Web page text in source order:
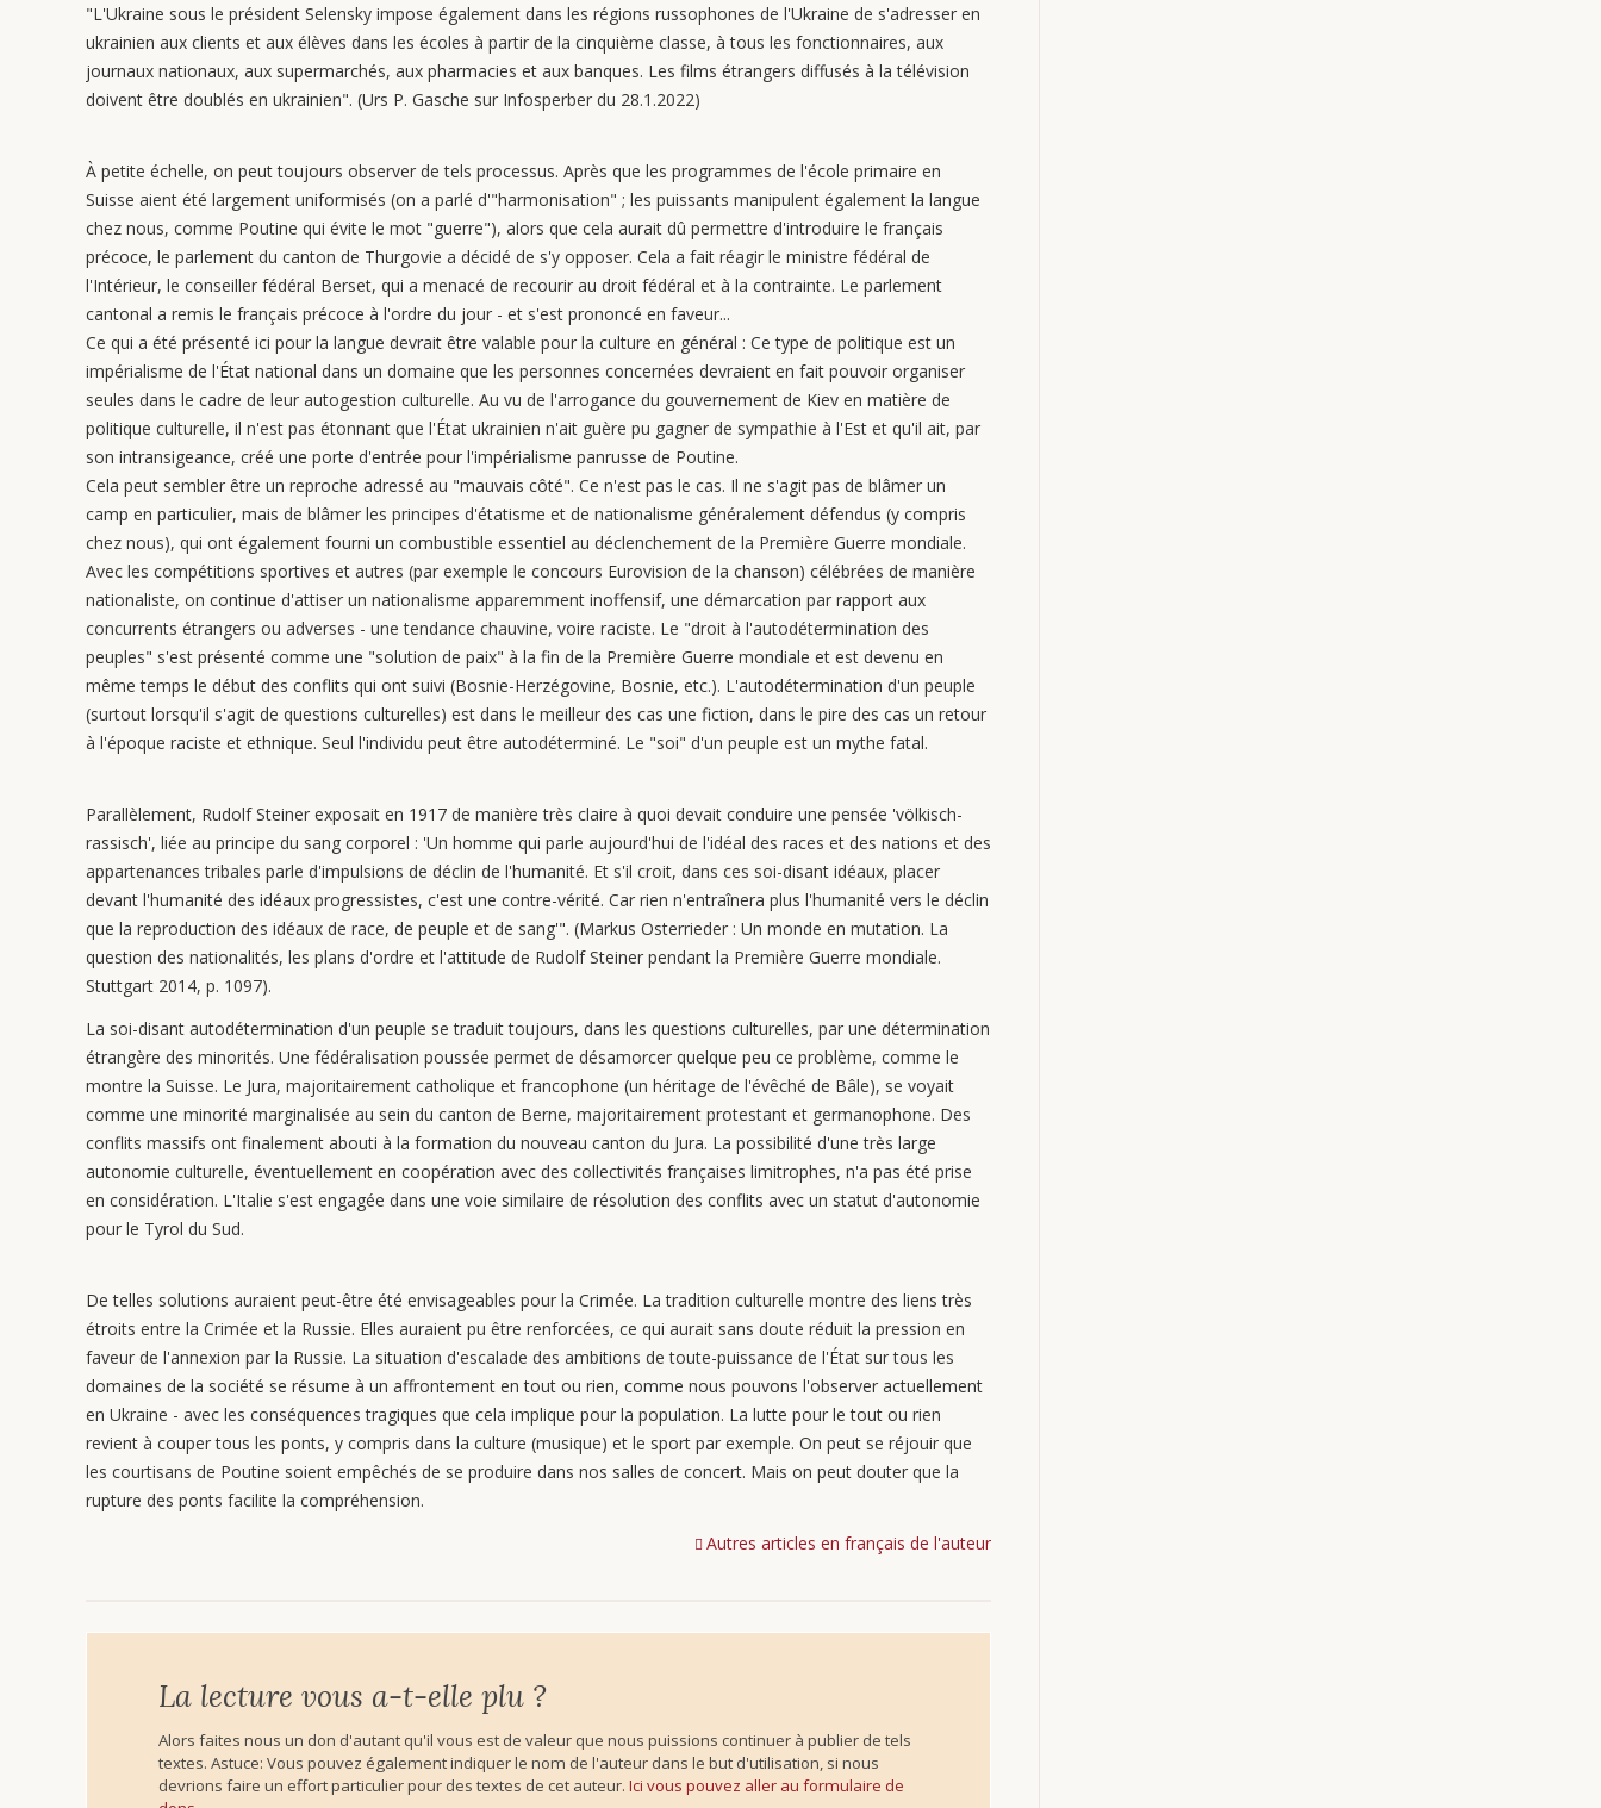
"L'Ukraine sous le président Selensky impose également dans les régions russophones de l'Ukraine de s'adresser en
ukrainien aux clients et aux élèves dans les écoles à partir de la cinquième classe, à tous les fonctionnaires, aux
journaux nationaux, aux supermarchés, aux pharmacies et aux banques. Les films étrangers diffusés à la télévision
doivent être doublés en ukrainien". (Urs P. Gasche sur Infosperber du 28.1.2022)
À petite échelle, on peut toujours observer de tels processus. Après que les programmes de l'école primaire en
Suisse aient été largement uniformisés (on a parlé d'"harmonisation" ; les puissants manipulent également la langue
chez nous, comme Poutine qui évite le mot "guerre"), alors que cela aurait dû permettre d'introduire le français
précoce, le parlement du canton de Thurgovie a décidé de s'y opposer. Cela a fait réagir le ministre fédéral de
l'Intérieur, le conseiller fédéral Berset, qui a menacé de recourir au droit fédéral et à la contrainte. Le parlement
cantonal a remis le français précoce à l'ordre du jour - et s'est prononcé en faveur...
Ce qui a été présenté ici pour la langue devrait être valable pour la culture en général : Ce type de politique est un
impérialisme de l'État national dans un domaine que les personnes concernées devraient en fait pouvoir organiser
seules dans le cadre de leur autogestion culturelle. Au vu de l'arrogance du gouvernement de Kiev en matière de
politique culturelle, il n'est pas étonnant que l'État ukrainien n'ait guère pu gagner de sympathie à l'Est et qu'il ait, par
son intransigeance, créé une porte d'entrée pour l'impérialisme panrusse de Poutine.
Cela peut sembler être un reproche adressé au "mauvais côté". Ce n'est pas le cas. Il ne s'agit pas de blâmer un
camp en particulier, mais de blâmer les principes d'étatisme et de nationalisme généralement défendus (y compris
chez nous), qui ont également fourni un combustible essentiel au déclenchement de la Première Guerre mondiale.
Avec les compétitions sportives et autres (par exemple le concours Eurovision de la chanson) célébrées de manière
nationaliste, on continue d'attiser un nationalisme apparemment inoffensif, une démarcation par rapport aux
concurrents étrangers ou adverses - une tendance chauvine, voire raciste. Le "droit à l'autodétermination des
peuples" s'est présenté comme une "solution de paix" à la fin de la Première Guerre mondiale et est devenu en
même temps le début des conflits qui ont suivi (Bosnie-Herzégovine, Bosnie, etc.). L'autodétermination d'un peuple
(surtout lorsqu'il s'agit de questions culturelles) est dans le meilleur des cas une fiction, dans le pire des cas un retour
à l'époque raciste et ethnique. Seul l'individu peut être autodéterminé. Le "soi" d'un peuple est un mythe fatal.
Parallèlement, Rudolf Steiner exposait en 1917 de manière très claire à quoi devait conduire une pensée 'völkisch-
rassisch', liée au principe du sang corporel : 'Un homme qui parle aujourd'hui de l'idéal des races et des nations et des
appartenances tribales parle d'impulsions de déclin de l'humanité. Et s'il croit, dans ces soi-disant idéaux, placer
devant l'humanité des idéaux progressistes, c'est une contre-vérité. Car rien n'entraînera plus l'humanité vers le déclin
que la reproduction des idéaux de race, de peuple et de sang'". (Markus Osterrieder : Un monde en mutation. La
question des nationalités, les plans d'ordre et l'attitude de Rudolf Steiner pendant la Première Guerre mondiale.
Stuttgart 2014, p. 1097).
La soi-disant autodétermination d'un peuple se traduit toujours, dans les questions culturelles, par une détermination
étrangère des minorités. Une fédéralisation poussée permet de désamorcer quelque peu ce problème, comme le
montre la Suisse. Le Jura, majoritairement catholique et francophone (un héritage de l'évêché de Bâle), se voyait
comme une minorité marginalisée au sein du canton de Berne, majoritairement protestant et germanophone. Des
conflits massifs ont finalement abouti à la formation du nouveau canton du Jura. La possibilité d'une très large
autonomie culturelle, éventuellement en coopération avec des collectivités françaises limitrophes, n'a pas été prise
en considération. L'Italie s'est engagée dans une voie similaire de résolution des conflits avec un statut d'autonomie
pour le Tyrol du Sud.
De telles solutions auraient peut-être été envisageables pour la Crimée. La tradition culturelle montre des liens très
étroits entre la Crimée et la Russie. Elles auraient pu être renforcées, ce qui aurait sans doute réduit la pression en
faveur de l'annexion par la Russie. La situation d'escalade des ambitions de toute-puissance de l'État sur tous les
domaines de la société se résume à un affrontement en tout ou rien, comme nous pouvons l'observer actuellement
en Ukraine - avec les conséquences tragiques que cela implique pour la population. La lutte pour le tout ou rien
revient à couper tous les ponts, y compris dans la culture (musique) et le sport par exemple. On peut se réjouir que
les courtisans de Poutine soient empêchés de se produire dans nos salles de concert. Mais on peut douter que la
rupture des ponts facilite la compréhension.
Autres articles en français de l'auteur
La lecture vous a-t-elle plu ?
Alors faites nous un don d'autant qu'il vous est de valeur que nous puissions continuer à publier de tels
textes. Astuce: Vous pouvez également indiquer le nom de l'auteur dans le but d'utilisation, si nous
devrions faire un effort particulier pour des textes de cet auteur. Ici vous pouvez aller au formulaire de